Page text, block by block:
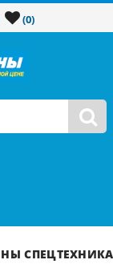
(0)
СПЕЦТЕХНИКА